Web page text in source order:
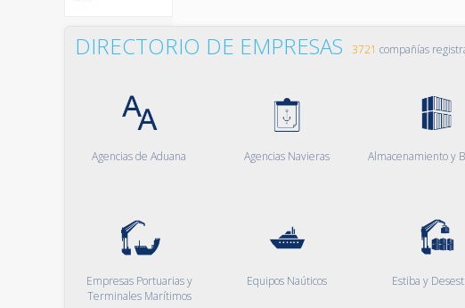
DIRECTORIO DE EMPRESAS 3721 compañías
Agencias de Aduana Agencias Navieras Almacenamiento y
Empresas Portuarias y
Terminales Marítimos
Equipos Naúticos Estiba y